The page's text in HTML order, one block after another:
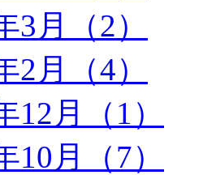
3月（2）
2月（4）
12月（1）
10月（7）